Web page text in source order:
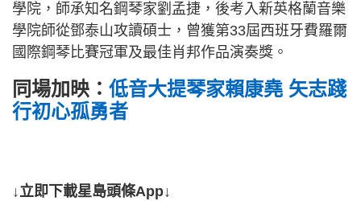
學院，師承知名鋼琴家劉孟捷，後考入新英格蘭音樂
學院師從鄧泰山攻讀碩士，曾獲第33屆西班牙費羅爾
國際鋼琴比賽冠軍及最佳肖邦作品演奏獎。
同場加映： 低音大提琴家賴康堯 矢志踐
行初心孤勇者
↓立即下載星島頭條App↓